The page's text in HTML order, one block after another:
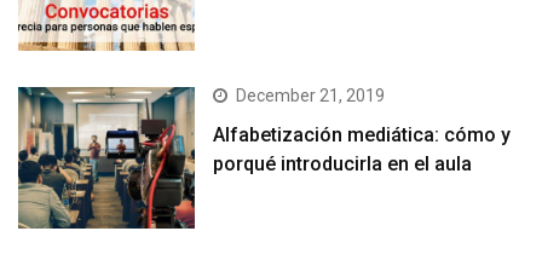
December 21, 2019
Alfabetización mediática: cómo y
porqué introducirla en el aula